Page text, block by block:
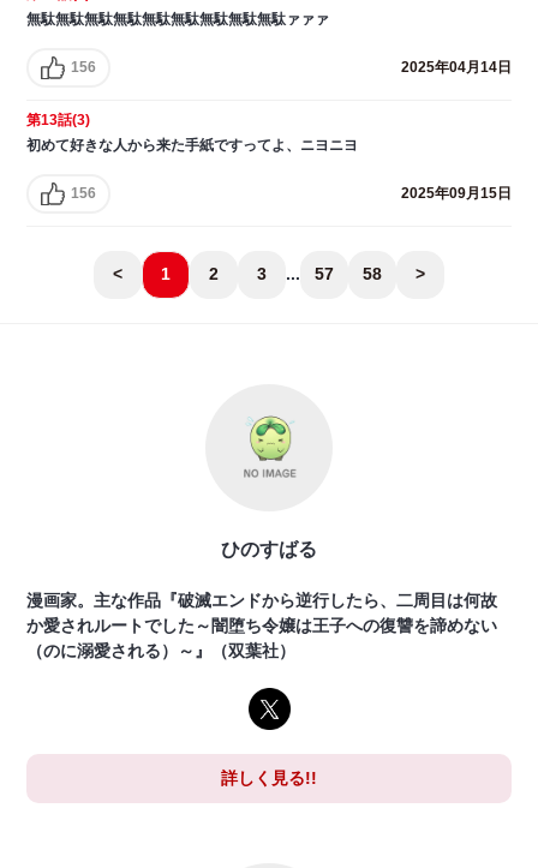
無駄無駄無駄無駄無駄無駄無駄無駄無駄ァァァ
156 2025年04月14日
第13話(3)
初めて好きな人から来た手紙ですってよ、ニヨニヨ
156 2025年09月15日
< 1 2 3 ... 57 58 >
ひのすばる
漫画家。主な作品『破滅エンドから逆行したら、二周目は何故
か愛されルートでした～闇堕ち令嬢は王子への復讐を諦めない
（のに溺愛される）～』（双葉社）
詳しく見る!!